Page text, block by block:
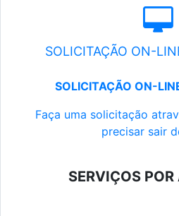
SOLICITAÇÃO ON-
SOLICITAÇÃO ON-
Faça uma solicitação
precisar sair
SERVIÇOS